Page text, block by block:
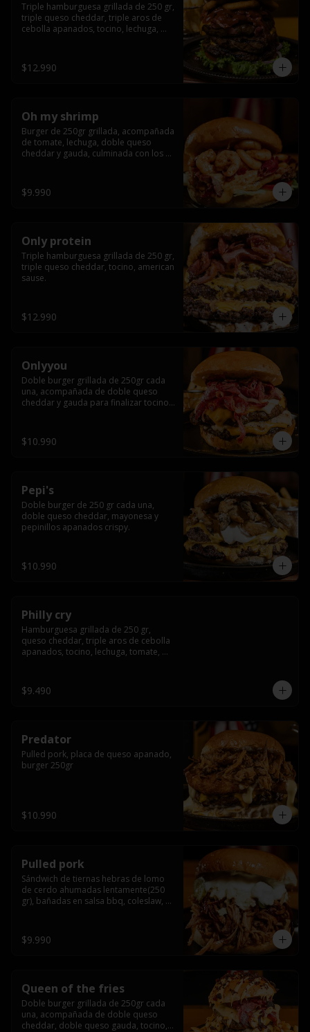
Triple hamburguesa grillada de 250 gr,
triple queso cheddar, triple aros de
cebolla apanados, tocino, lechuga,
jalapeños de texas.
$12.990
Oh my shrimp
Burger de 250gr grillada, acompañada
de tomate, lechuga, doble queso
cheddar y gauda, culminada con los
$9.990
Only protein
Triple hamburguesa grillada de 250 gr,
triple queso cheddar, tocino, american
sause.
$12.990
Onlyyou
Doble burger grillada de 250gr cada
una, acompañada de doble queso
cheddar y gauda para finalizar tocino
$10.990
Pepi's
Doble burger de 250 gr cada una,
doble queso cheddar, mayonesa y
pepinillos apanados crispy.
$10.990
Philly cry
Hamburguesa grillada de 250 gr,
queso cheddar, triple aros de cebolla
apanados, tocino, lechuga, tomate,
$9.490
Predator
Pulled pork, placa de queso apanado,
burger 250gr
$10.990
Pulled pork
Sándwich de tiernas hebras de lomo
de cerdo ahumadas lentamente(250
gr), bañadas en salsa bbq, coleslaw,
$9.990
Queen of the fries
Doble burger grillada de 250gr cada
una, acompañada de doble queso
cheddar, doble queso gauda, tocino,